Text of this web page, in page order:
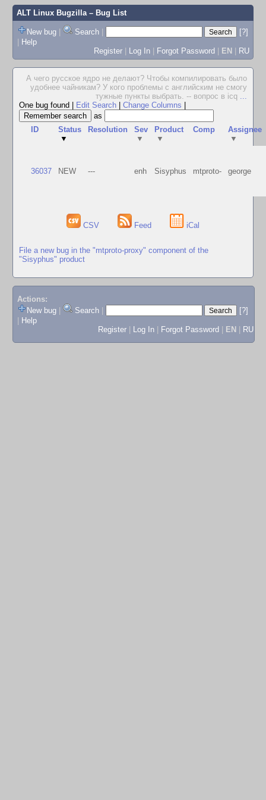
ALT Linux Bugzilla– Bug List
New bug | Search |
[?]
| Help
Register | Log In | Forgot Password | EN | RU
А чего русское ядро не делают? Чтобы компилировать было
удобнее чайникам? У кого проблемы с английским не смогу
тужные пункты выбрать. -- вопрос в icq ...
One bug found
Edit Search Change Columns
as
ID
Status
▼
Resolution
Sev
▼
Product
▼
Comp
Assignee
▼
36037 NEW --- enh Sisyphus mtproto- george
CSV Feed iCal
File a new bug in the "mtproto-proxy" component of the
"Sisyphus" product
Actions:
New bug
Search
[?]
Help
Register
Log In Forgot Password EN RU